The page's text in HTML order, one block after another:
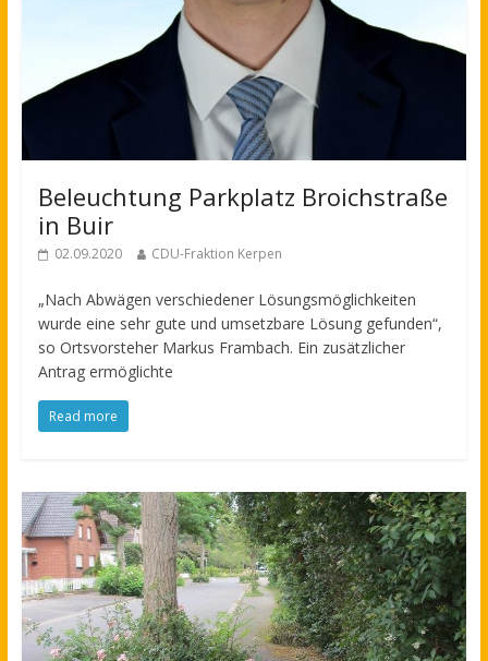
Beleuchtung Parkplatz Broichstraße
in Buir
02.09.2020 CDU-Fraktion Kerpen
„Nach Abwägen verschiedener Lösungsmöglichkeiten
wurde eine sehr gute und umsetzbare Lösung gefunden“,
so Ortsvorsteher Markus Frambach. Ein zusätzlicher
Antrag ermöglichte
Read more